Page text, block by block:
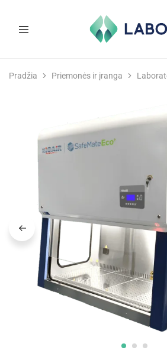
ir
Pradžia Priemonės ir įranga